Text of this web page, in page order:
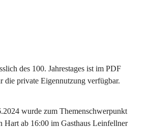
des 100. Jahrestages ist im PDF
die private Eigennutzung verfügbar.
wurde zum Themenschwerpunkt
Hart ab 16:00 im Gasthaus Leinfellner